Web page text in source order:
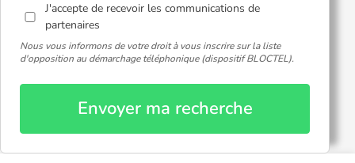
J'accepte de recevoir les communications de
partenaires
Nous vous informons de votre droit à vous inscrire sur la liste
d'opposition au démarchage téléphonique (dispositif BLOCTEL).
Envoyer ma recherche